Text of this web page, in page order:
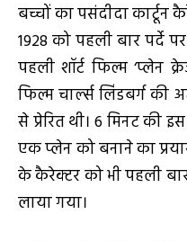
बच्चों का पसंदीदा कार्टून
1928 को पहली बार पर्दे
पहली शॉर्ट फिल्म ‘प्लेन
फिल्म चार्ल्स लिंडबर्ग
से प्रेरित थी। 6 मिनट की
एक प्लेन को बनाने का
के कैरेक्टर को भी पहली
लाया गया।